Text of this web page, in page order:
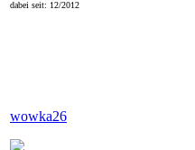
dabei seit: 12/2012
wowka26